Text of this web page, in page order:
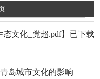
态文化_党超.pdf】已下载
岛城市文化的影响